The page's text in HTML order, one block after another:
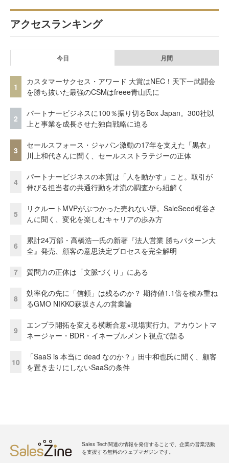
アクセスランキング
今日 月間
1
カスタマーサクセス・アワード 大賞はNEC！天下一武闘会
を勝ち抜いた最強のCSMはfreee青山氏に
2
パートナービジネスに100％振り切るBox Japan。300社以
上と事業を成長させた独自戦略に迫る
3
セールスフォース・ジャパン激動の17年を支えた「黒衣」
川上和代さんに聞く、セールスストラテジーの正体
4
パートナービジネスの本質は「人を動かす」こと。取引が
伸びる担当者の共通行動を才流の調査から紐解く
5
リクルートMVPがぶつかった売れない壁。SaleSeed梶谷さ
んに聞く、変化を楽しむキャリアの歩み方
6
累計24万部・高橋浩一氏の新著『法人営業 勝ちパターン大
全』発売、顧客の意思決定プロセスを完全解明
7 質問力の正体は「文脈づくり」にある
8
効率化の先に「信頼」は残るのか？ 期待値1.1倍を積み重ね
るGMO NIKKO萩坂さんの営業論
9
エンプラ開拓を変える横断合意×現場実行力。アカウントマ
ネージャー・BDR・イネーブルメント視点で語る
10
「SaaS is 本当に dead なのか？」田中和也氏に聞く、顧客
を置き去りにしないSaaSの条件
Sales Tech関連の情報を発信することで、企業の営業活動
を支援する無料のウェブマガジンです。